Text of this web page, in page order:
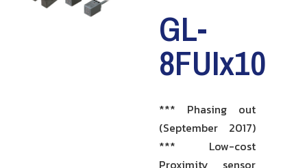
GL-
8FUIx10
*** Phasing out
(September 2017)
*** Low-cost
Proximity sensor